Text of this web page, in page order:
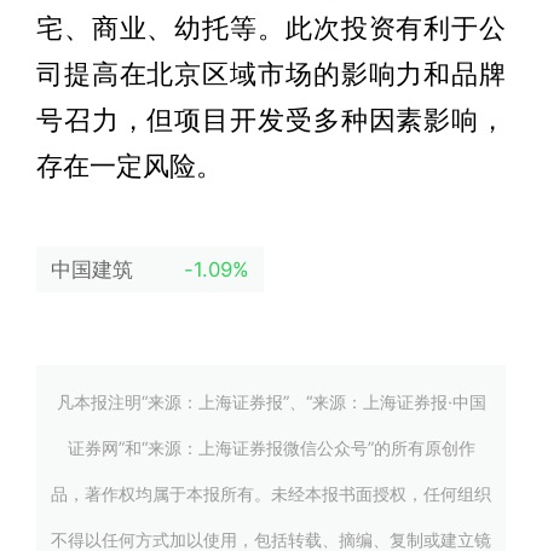
宅、商业、幼托等。此次投资有利于公
司提高在北京区域市场的影响力和品牌
号召力，但项目开发受多种因素影响，
存在一定风险。
中国建筑 -1.09%
凡本报注明“来源：上海证券报”、“来源：上海证券报·中国
证券网”和“来源：上海证券报微信公众号”的所有原创作
品，著作权均属于本报所有。未经本报书面授权，任何组织
不得以任何方式加以使用，包括转载、摘编、复制或建立镜